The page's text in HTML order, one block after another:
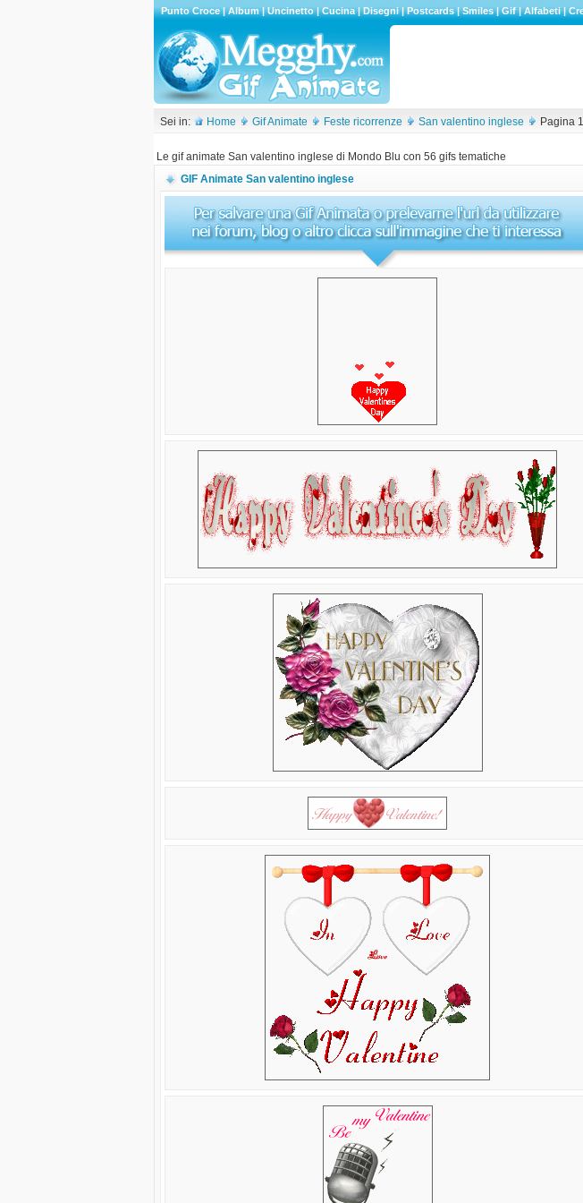
Punto Croce|Album|Uncinetto|Cucina|Disegni|Postcards|Smiles|Gif|Alfabeti|
Sei in: Home Gif Animate Feste ricorrenze San valentino inglese Pagina
Le gif animate San valentino inglese di Mondo Blu con 56 gifs tematiche
GIF Animate San valentino inglese